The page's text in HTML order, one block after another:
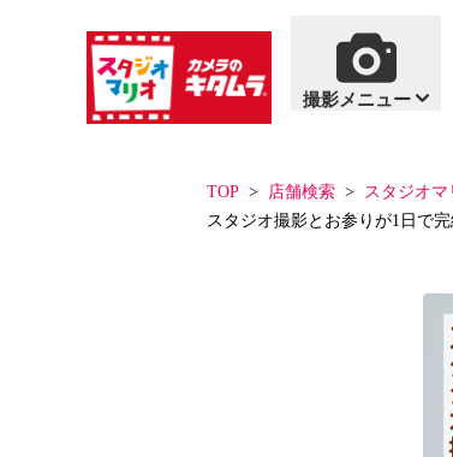
撮影メニュー
撮影メニュー おすすめ
百日祝い
ハーフバ
商品・料金案内 単品商品
フォトフ
TOP 店舗検索 スタジオマ
スタジオ撮影とお参りが1日で